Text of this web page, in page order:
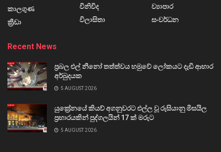
කාලගුණ
ක්‍රීඩා
විනිවිද
විලාසිතා
ව්‍යාපාර
සංවර්ධන
Recent News
ප්‍රබල එල් නීනෝ තත්ත්වය හමුවේ ලෝකයට දැඩි ආහාර
අර්බුදයක
5 AUGUST 2026
යුක්‍රේනයේ කියව් අගනුවරට එල්ල වූ රුසියානු මිසයිල
ප්‍රහාරයකින් පුද්ගලයින් 17 ක් මරුට
5 AUGUST 2026